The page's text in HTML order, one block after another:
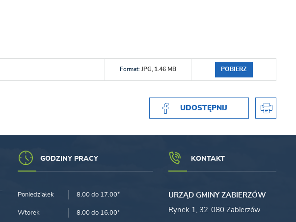
Format: JPG, 1.46 MB POBIERZ
UDOSTĘPNIJ
GODZINY PRACY
Poniedziałek 8.00 do 17.00*
Wtorek 8.00 do 16.00*
KONTAKT
URZĄD GMINY ZABIERZÓW
Rynek 1, 32-080 Zabierzów